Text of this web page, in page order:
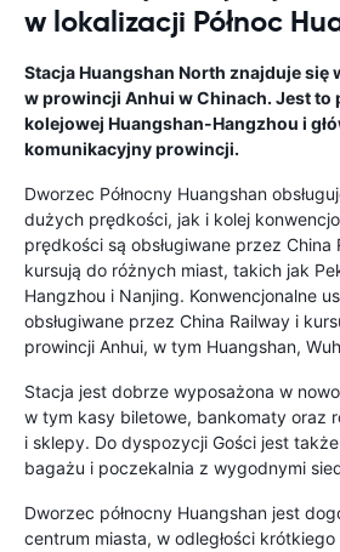
w lokalizacji Północ
Stacja Huangshan North znajduje się
w prowincji Anhui w Chinach. Jest to
kolejowej Huangshan-Hangzhou i
komunikacyjny prowincji.
Dworzec Północny Huangshan
dużych prędkości, jak i kolej
prędkości są obsługiwane przez
kursują do różnych miast, takich jak
Hangzhou i Nanjing. Konwencjonalne
obsługiwane przez China Railway i
prowincji Anhui, w tym Huangshan,
Stacja jest dobrze wyposażona w
w tym kasy biletowe, bankomaty oraz
i sklepy. Do dyspozycji Gości jest
bagażu i poczekalnia z wygodnymi
Dworzec północny Huangshan jest
centrum miasta, w odległości